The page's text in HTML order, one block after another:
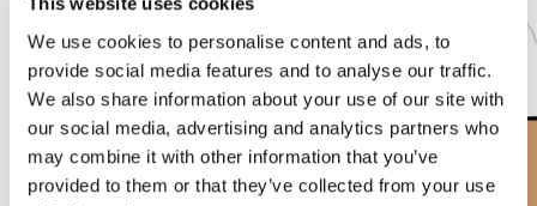
We use cookies to personalise content and ads, to
provide social media features and to analyse our traffic.
We also share information about your use of our site with
our social media, advertising and analytics partners who
may combine it with other information that you’ve
provided to them or that they’ve collected from your use